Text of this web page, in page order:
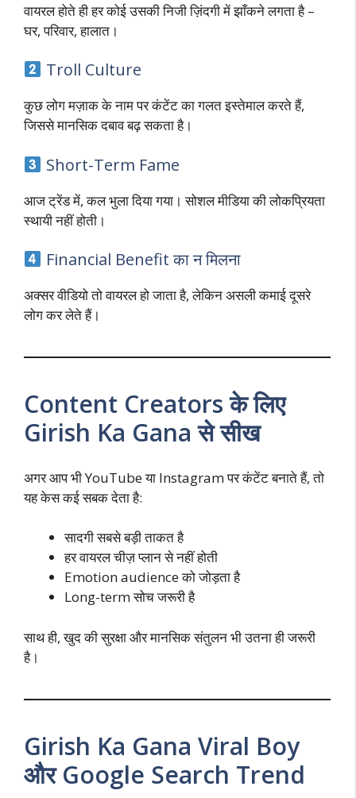
वायरल होते ही हर कोई उसकी निजी ज़िंदगी में झाँकने लगता है –
घर, परिवार, हालात।
Troll Culture
कुछ लोग मज़ाक के नाम पर कंटेंट का गलत इस्तेमाल करते हैं,
जिससे मानसिक दबाव बढ़ सकता है।
Short-Term Fame
आज ट्रेंड में, कल भुला दिया गया। सोशल मीडिया की लोकप्रियता
स्थायी नहीं होती।
Financial Benefit का न मिलना
अक्सर वीडियो तो वायरल हो जाता है, लेकिन असली कमाई दूसरे
लोग कर लेते हैं।
Content Creators के लिए
Girish Ka Gana से सीख
अगर आप भी YouTube या Instagram पर कंटेंट बनाते हैं, तो
यह केस कई सबक देता है:
सादगी सबसे बड़ी ताकत है
हर वायरल चीज़ प्लान से नहीं होती
Emotion audience को जोड़ता है
Long-term सोच जरूरी है
साथ ही, खुद की सुरक्षा और मानसिक संतुलन भी उतना ही जरूरी
है।
Girish Ka Gana Viral Boy
और Google Search Trend